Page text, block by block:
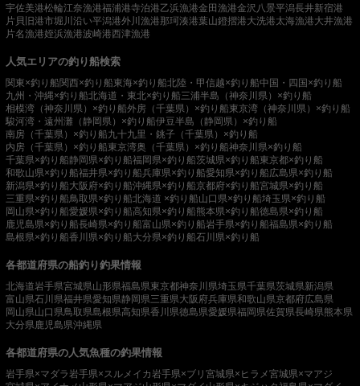
宇佐美港松輪江奈漁港福浦港寺泊港乙浜漁港金田漁港金沢八景平潟長井新宿港
片貝旧港市堀川沿い平潟港外川漁港那珂湊港葉山鐙摺港大洗港太海漁港大井漁港
片名漁港姪浜漁港波崎港西津漁港
人気エリアの釣り船検索
関東×釣り船関西×釣り船東海×釣り船北陸・甲信越×釣り船中国・四国×釣り船
九州・沖縄×釣り船北海道・東北×釣り船三浦半島（神奈川県）×釣り船
相模湾（神奈川県）×釣り船外房（千葉県）×釣り船東京湾（神奈川県）×釣り船
駿河湾・遠州灘（静岡県）×釣り船伊豆半島（静岡県）×釣り船
南房（千葉県）×釣り船九十九里・銚子（千葉県）×釣り船
内房（千葉県）×釣り船東京湾奥（千葉県）×釣り船神奈川県×釣り船
千葉県×釣り船静岡県×釣り船福岡県×釣り船茨城県×釣り船東京都×釣り船
和歌山県×釣り船福井県×釣り船兵庫県×釣り船愛知県×釣り船広島県×釣り船
新潟県×釣り船大阪府×釣り船沖縄県×釣り船京都府×釣り船宮城県×釣り船
三重県×釣り船鳥取県×釣り船北海道 ×釣り船山口県×釣り船埼玉県×釣り船
岡山県×釣り船愛媛県×釣り船高知県×釣り船熊本県×釣り船徳島県×釣り船
鹿児島県×釣り船長崎県×釣り船富山県×釣り船岩手県×釣り船福島県×釣り船
島根県×釣り船香川県×釣り船大分県×釣り船石川県×釣り船
各都道府県の船釣り釣果情報
北海道岩手県宮城県山形県福島県東京都神奈川県埼玉県千葉県茨城県新潟県
富山県石川県福井県愛知県静岡県三重県大阪府兵庫県和歌山県京都府広島県
岡山県山口県鳥取県島根県高知県香川県徳島県愛媛県福岡県佐賀県長崎県熊本県
大分県鹿児島県沖縄県
各都道府県の人気魚種の釣果情報
岩手県×マダラ岩手県×スルメイカ岩手県×ブリ 宮城県×ヒラメ宮城県×マアジ